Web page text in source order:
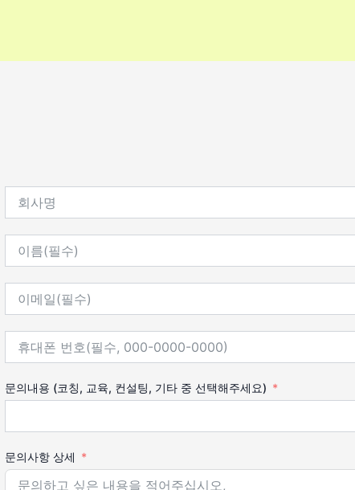
문의내용 (코칭, 교육, 컨설팅, 기타 중 선택해주세요)
문의사항 상세